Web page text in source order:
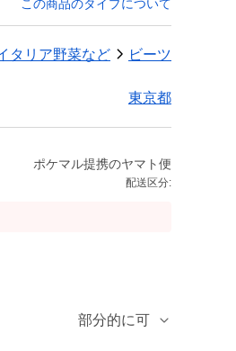
この商品のタイプについて
タリア野菜など ビーツ
東京都
ポケマル提携のヤマト便
配送区分:
部分的に可